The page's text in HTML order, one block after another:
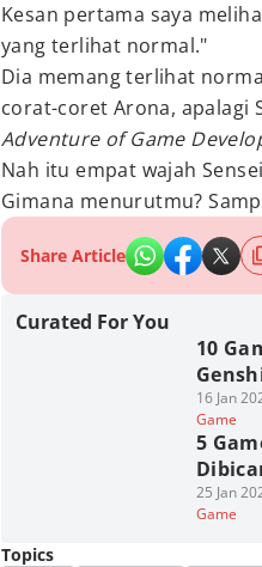
Kesan pertama saya
yang terlihat normal."
Dia memang terlihat
corat-coret Arona, apalagi
Adventure of Game
Nah itu empat wajah Sensei
Gimana menurutmu?
Share Article
Curated For You
10
16 Jan
Game
5
25 Jan
Game
Topics